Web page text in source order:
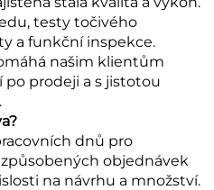
testy točivého
a funkční inspekce.
našim klientům
prodeji a s jistotou
dnů pro
objednávek
na návrhu a množství.